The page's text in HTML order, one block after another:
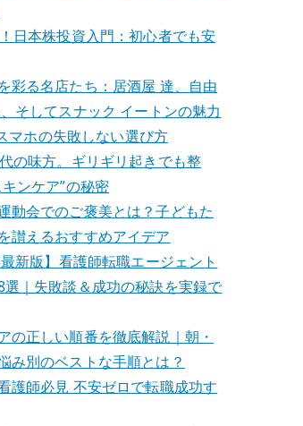
日本株投資入門：初心者でも安
彩る名店たち：居酒屋 達、自由
そしてスナック イートンの魅力
マホの失敗しない選び方
の味方。ギリギリ起きでも整
キンケア”の秘密
動会でのご褒美とは？子どもた
讃えるおすすめアイデア
最新版】看護師転職エージェント
選｜失敗談＆成功の秘訣を実録で
の正しい順番を徹底解説｜朝・
み別のベストな手順とは？
護師必見 不安ゼロで転職成功す